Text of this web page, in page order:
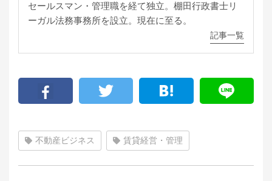
セールスマン・管理職を経て独立。棚田行政書士リ
ーガル法務事務所を設立。現在に至る。
記事一覧
不動産ビジネス 賃貸経営・管理